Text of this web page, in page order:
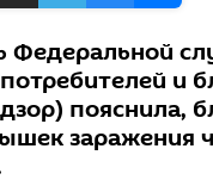
Федеральной
и
пояснила,
заражения